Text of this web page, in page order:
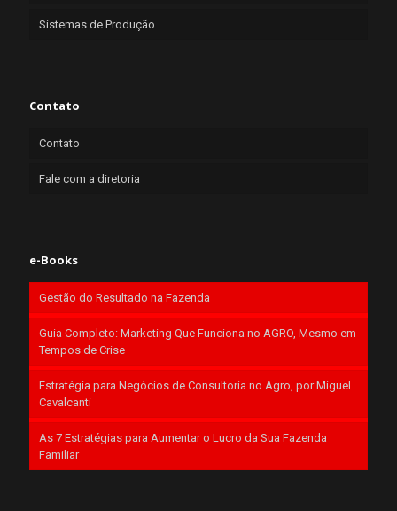
Sistemas de Produção
Contato
Contato
Fale com a diretoria
e-Books
Gestão do Resultado na Fazenda
Guia Completo: Marketing Que Funciona no AGRO, Mesmo em
Tempos de Crise
Estratégia para Negócios de Consultoria no Agro, por Miguel
Cavalcanti
As 7 Estratégias para Aumentar o Lucro da Sua Fazenda
Familiar